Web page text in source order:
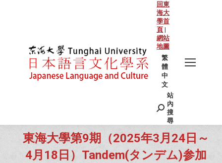
回東
海大
學首
頁 |
網站
地圖
繁
體
中
文
Search:
站
內
搜
尋
東海大學第9期（2025年3月24日～
4月18日）Tandem(タンデム)参加